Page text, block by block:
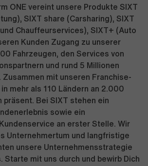
ONE vereint unsere Produkte SIXT
SIXT share (Carsharing), SIXT
Chauffeurservices), SIXT+ (Auto
Kunden Zugang zu unserer
Fahrzeugen, den Services von
und rund 5 Millionen
Zusammen mit unseren Franchise-
mehr als 110 Ländern an 2.000
Bei SIXT stehen ein
sowie ein
an erster Stelle. Wir
Unternehmertum und langfristige
unsere Unternehmensstrategie
Starte mit uns durch und bewirb Dich